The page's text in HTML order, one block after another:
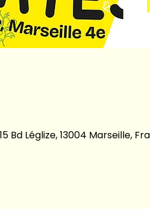
Bd Léglize, 13004 Marseille,